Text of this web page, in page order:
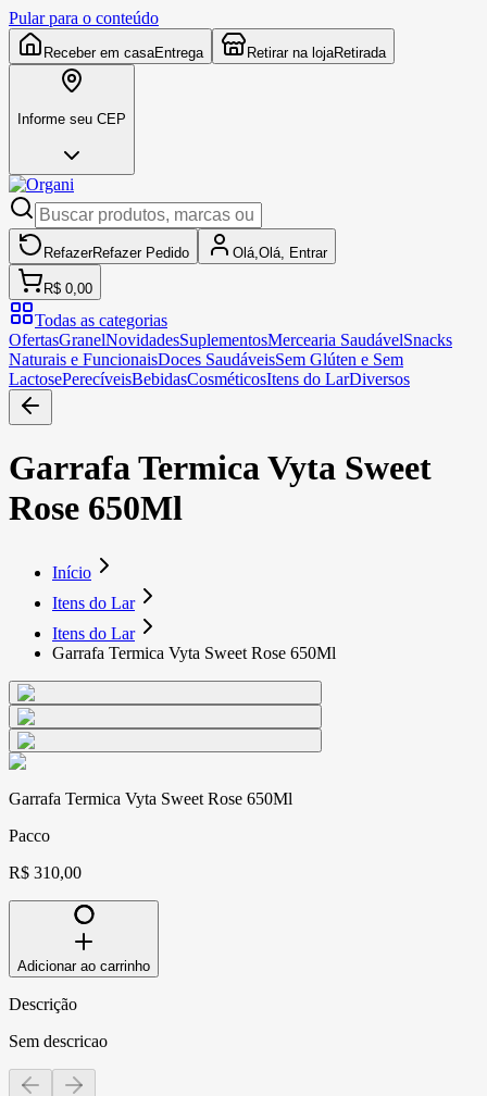
Pular para o conteúdo
Receber em casaEntrega Retirar na lojaRetirada
Informe seu CEP
RefazerRefazer Pedido Olá, Olá, Entrar
R$ 0,00
Todas as categorias
OfertasGranelNovidadesSuplementosMercearia SaudávelSnacks
Naturais e FuncionaisDoces SaudáveisSem Glúten e Sem
LactosePerecíveisBebidasCosméticosItens do LarDiversos
Garrafa Termica Vyta Sweet
Rose 650Ml
Início
Itens do Lar
Itens do Lar
Garrafa Termica Vyta Sweet Rose 650Ml
Garrafa Termica Vyta Sweet Rose 650Ml
Pacco
R$ 310,00
Adicionar ao carrinho
Descrição
Sem descricao